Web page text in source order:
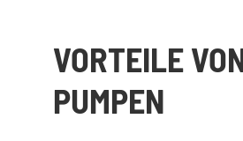
VORTEILE
PUMPEN